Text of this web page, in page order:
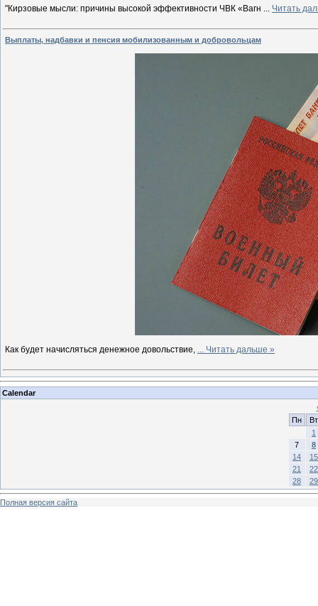
"Кирзовые мысли: причины высокой эффективности ЧВК «Вагн ... Читать
Выплаты, надбавки и пенсия мобилизованным и добровольцам
Как будет начисляться денежное довольствие, Читать дальше »
Calendar
Пн
Вт
1
7
8
14
15
21
22
28
29
Полная версия сайта